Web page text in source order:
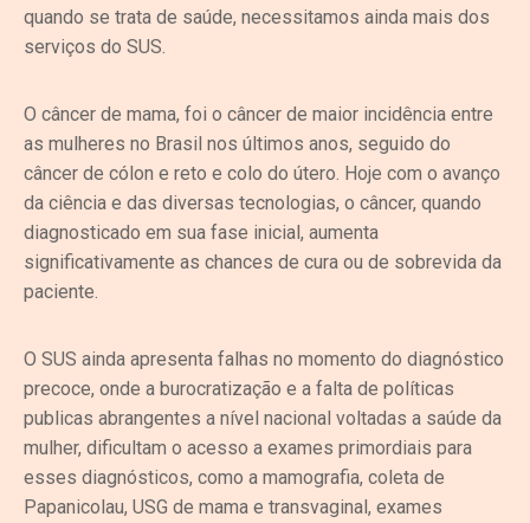
quando se trata de saúde, necessitamos ainda mais dos
serviços do SUS.
O câncer de mama, foi o câncer de maior incidência entre
as mulheres no Brasil nos últimos anos, seguido do
câncer de cólon e reto e colo do útero. Hoje com o avanço
da ciência e das diversas tecnologias, o câncer, quando
diagnosticado em sua fase inicial, aumenta
significativamente as chances de cura ou de sobrevida da
paciente.
O SUS ainda apresenta falhas no momento do diagnóstico
precoce, onde a burocratização e a falta de políticas
publicas abrangentes a nível nacional voltadas a saúde da
mulher, dificultam o acesso a exames primordiais para
esses diagnósticos, como a mamografia, coleta de
Papanicolau, USG de mama e transvaginal, exames